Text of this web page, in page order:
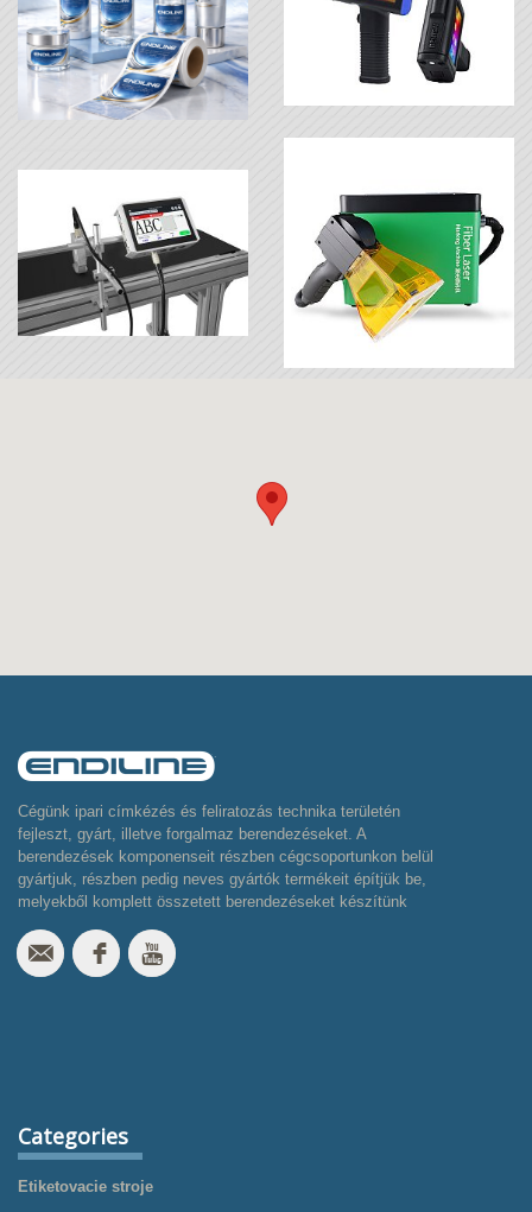
Cégünk ipari címkézés és feliratozás technika területén
fejleszt, gyárt, illetve forgalmaz berendezéseket. A
berendezések komponenseit részben cégcsoportunkon belül
gyártjuk, részben pedig neves gyártók termékeit építjük be,
melyekből komplett összetett berendezéseket készítünk
Categories
Etiketovacie stroje